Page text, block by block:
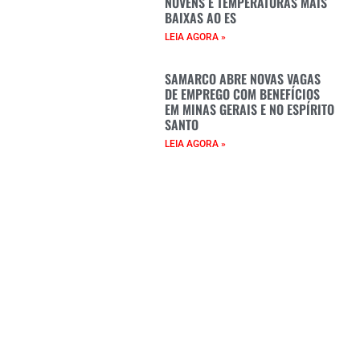
BAIXAS AO ES
LEIA AGORA »
SAMARCO ABRE NOVAS VAGAS
DE EMPREGO COM BENEFÍCIOS
EM MINAS GERAIS E NO ESPÍRITO
SANTO
LEIA AGORA »